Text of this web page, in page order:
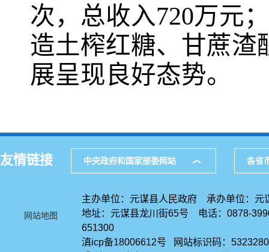
次，总收入720万元
造土榨红糖、甘蔗渣
展呈现良好态势。
友情链接 中央政府和国家部委网站 各省
网站地图
主办单位：元谋县人民政府 承办单位：元
地址：元谋县龙川街65号 电话：0878-
651300
滇icp备18006612号 网站标识码：